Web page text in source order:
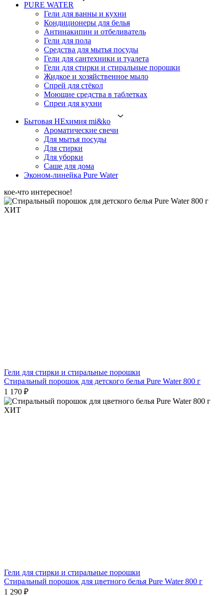
PURE WATER
Гели для ванны и кухни
Кондиционеры для белья
Антинакипин и отбеливатель
Гели для пола
Средства для мытья посуды
Гели для сантехники и туалета
Гели для стирки и стиральные порошки
Жидкое и хозяйственное мыло
Спрей для стёкол
Моющие средства в таблетках
Спреи для кухни
Бытовая НЕхимия mi&ko
Ароматические свечи
Для мытья посуды
Для стирки
Для уборки
Саше для дома
Эконом-линейка Pure Water
кое-что интересное!
ХИТ
Гели для стирки и стиральные порошки
Стиральный порошок для детского белья Pure Water 800 г
1 170 ₽
ХИТ
Гели для стирки и стиральные порошки
Стиральный порошок для цветного белья Pure Water 800 г
1 290 ₽